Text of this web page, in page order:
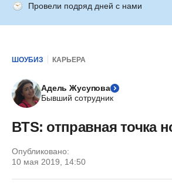
Провели подряд дней с нами
ШОУБИЗ КАРЬЕРА
Адель Жусупова
Бывший сотрудник
BTS: отправная точка
Опубликовано:
10 мая 2019, 14:50